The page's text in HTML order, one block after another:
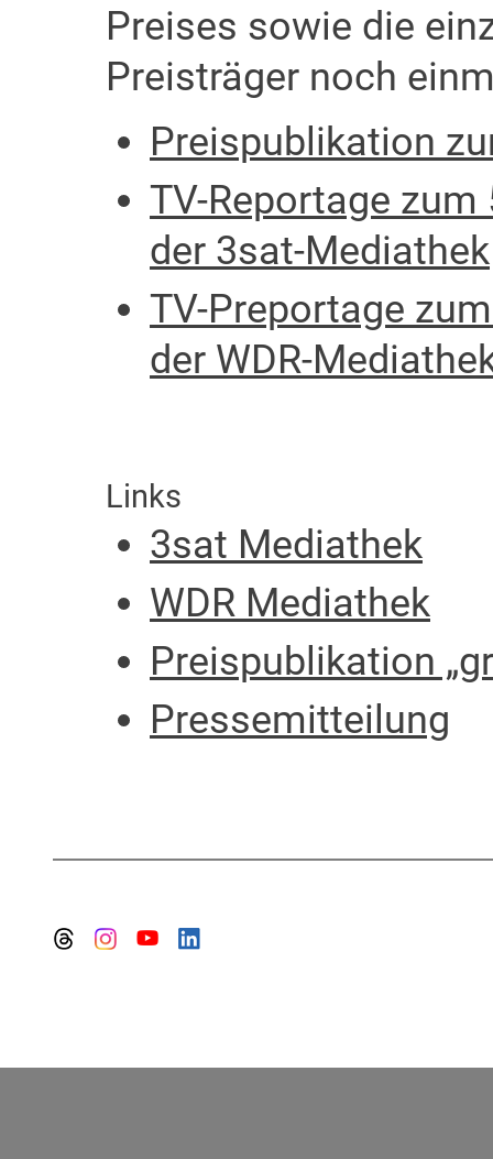
Preises sowie die
Preisträger noch
Preispublikation
TV-Reportage
der 3sat-Mediathek
TV-Preportage
der WDR-
Links
3sat Mediathek
WDR Mediathek
Preispublikation
Pressemitteilung